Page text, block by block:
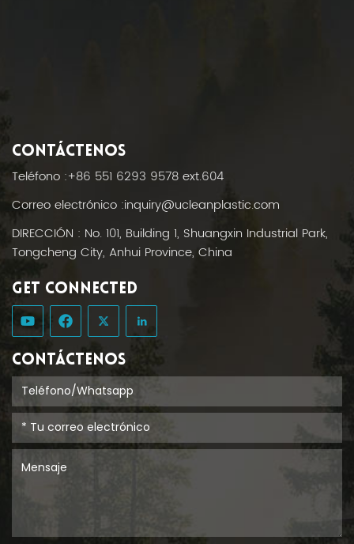
CONTÁCTENOS
Teléfono :+86 551 6293 9578 ext.604
Correo electrónico :inquiry@ucleanplastic.com
DIRECCIÓN : No. 101, Building 1, Shuangxin Industrial Park,
Tongcheng City, Anhui Province, China
GET CONNECTED
CONTÁCTENOS